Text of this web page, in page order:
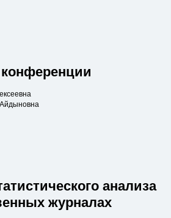
анализа
журналах